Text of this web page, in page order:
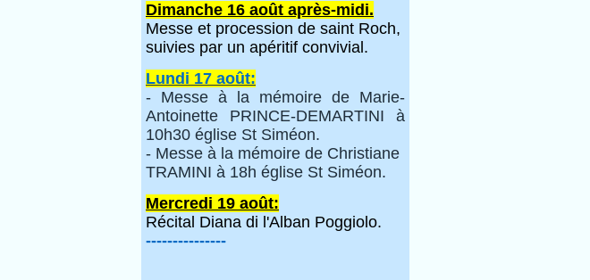
Dimanche 16 août après-midi.
Messe et procession de saint Roch,
suivies par un apéritif convivial.
Lundi 17 août:
- Messe à la mémoire de Marie-
Antoinette PRINCE-DEMARTINI à
10h30 église St Siméon.
- Messe à la mémoire de Christiane
TRAMINI à 18h église St Siméon.
Mercredi 19 août:
Récital Diana di l'Alban Poggiolo.
---------------